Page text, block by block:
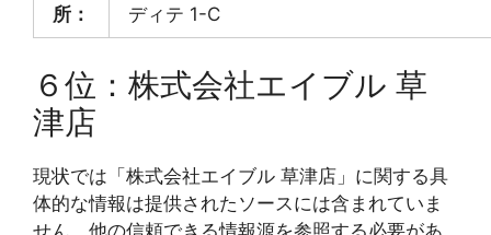
所：
ディテ 1-C
６位：株式会社エイブル 草
津店
現状では「株式会社エイブル 草津店」に関する具
体的な情報は提供されたソースには含まれていま
せん。他の信頼できる情報源を参照する必要があ